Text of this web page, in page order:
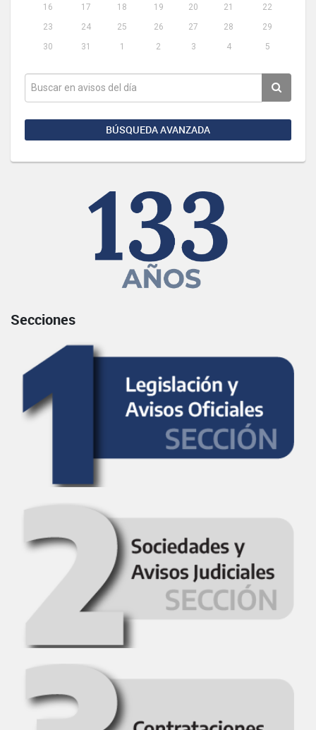
16
17 18 19 20 21
22
23
24 25 26 27 28
29
30
31 1 2 3 4 5
BÚSQUEDA AVANZADA
Secciones